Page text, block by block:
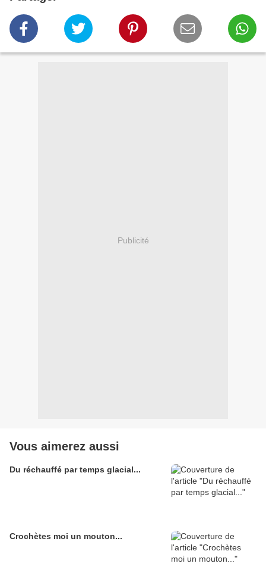
Publicité
Vous aimerez aussi
Du réchauffé par temps glacial...
Crochètes moi un mouton...